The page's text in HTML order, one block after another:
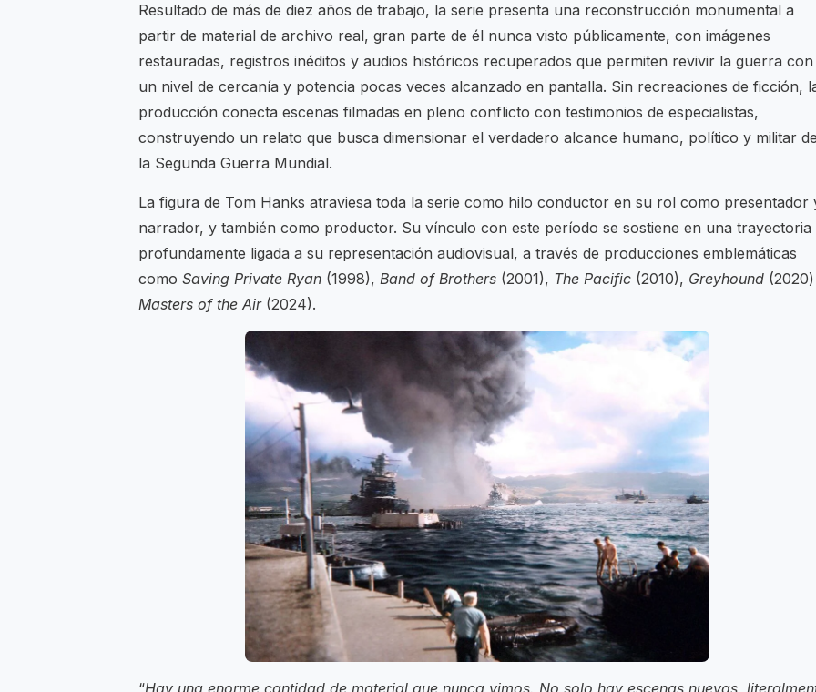
Resultado de más de diez años de trabajo, la serie presenta una reconstrucción monumental a
partir de material de archivo real, gran parte de él nunca visto públicamente, con imágenes
restauradas, registros inéditos y audios históricos recuperados que permiten revivir la guerra con
un nivel de cercanía y potencia pocas veces alcanzado en pantalla. Sin recreaciones de ficción,
producción conecta escenas filmadas en pleno conflicto con testimonios de especialistas,
construyendo un relato que busca dimensionar el verdadero alcance humano, político y militar de
la Segunda Guerra Mundial.
La figura de Tom Hanks atraviesa toda la serie como hilo conductor en su rol como presentador
narrador, y también como productor. Su vínculo con este período se sostiene en una trayectoria
profundamente ligada a su representación audiovisual, a través de producciones emblemáticas
como Saving Private Ryan (1998), Band of Brothers (2001), The Pacific (2010), Greyhound
Masters of the Air(2024).